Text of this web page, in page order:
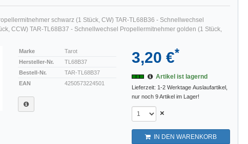
schwarz (1 Stück, CW) TAR-TL68B36 - Schnellwechsel
CCW) TAR-TL68B37 - Schnellwechsel Propellermitnehmer golden (1 Stück,
Marke
Tarot
Hersteller-Nr.
TL68B37
Bestell-Nr.
TAR-TL68B37
EAN
4250573224501
3,20 €*
Artikel ist lagernd
Lieferzeit: 1-2 Werktage Auslaufartikel,
nur noch 9 Artikel im Lager!
×
IN DEN WARENKORB